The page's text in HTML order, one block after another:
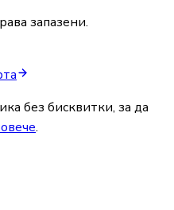
запазени.
без бисквитки, за да
.